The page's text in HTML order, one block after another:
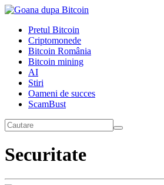
Pretul Bitcoin
Criptomonede
Bitcoin România
Bitcoin mining
AI
Stiri
Oameni de succes
ScamBust
Securitate